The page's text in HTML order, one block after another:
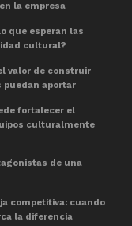
la empresa
que esperan las
cultural?
valor de construir
puedan aportar
fortalecer el
culturalmente
de una
competitiva: cuando
la diferencia